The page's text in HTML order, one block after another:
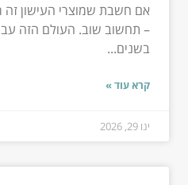
אם חשבת שמוצרי העישון זה
– תחשוב שוב. העולם הזה
בשנים...
קרא עוד »
ינו 29, 2026